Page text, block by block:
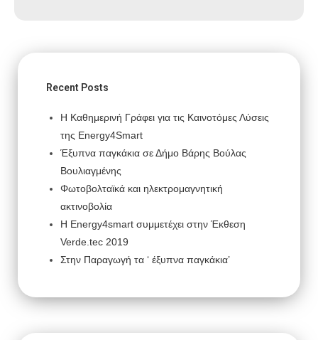
Recent Posts
Η Καθημερινή Γράφει για τις Καινοτόμες Λύσεις
της Energy4Smart
Έξυπνα παγκάκια σε Δήμο Βάρης Βούλας
Βουλιαγμένης
Φωτοβολταϊκά και ηλεκτρομαγνητική
ακτινοβολία
H Energy4smart συμμετέχει στην Έκθεση
Verde.tec 2019
Στην Παραγωγή τα ‘ έξυπνα παγκάκια’